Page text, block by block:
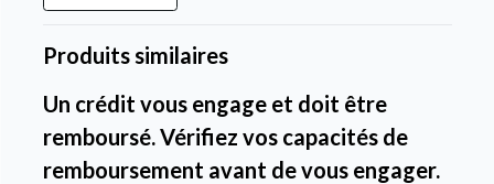
Produits similaires
Un crédit vous engage et doit être
remboursé. Vérifiez vos capacités de
remboursement avant de vous engager.